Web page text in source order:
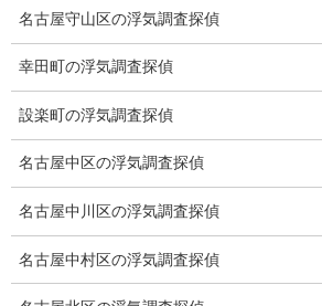
弁護士紹介
浮気調査
浮気調査プランのご案内
浮気調査の相場
名古屋守山区の浮気調査探偵
幸田町の浮気調査探偵
設楽町の浮気調査探偵
名古屋中区の浮気調査探偵
名古屋中川区の浮気調査探偵
名古屋中村区の浮気調査探偵